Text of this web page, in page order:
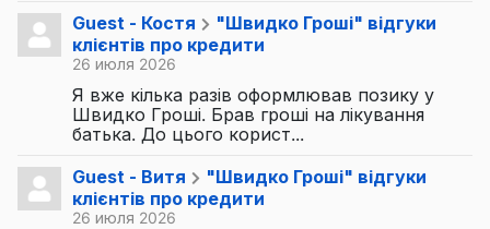
Guest - Костя
"Швидко Гроші" відгуки
клієнтів про кредити
26 июля 2026
Я вже кілька разів оформлював позику у
Швидко Гроші. Брав гроші на лікування
батька. До цього корист...
Guest - Витя
"Швидко Гроші" відгуки
клієнтів про кредити
26 июля 2026